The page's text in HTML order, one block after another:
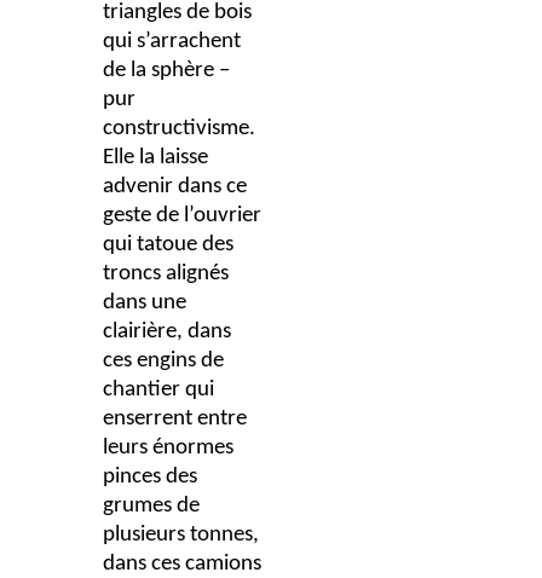
triangles de bois
qui s’arrachent
de la sphère –
pur
constructivisme.
Elle la laisse
advenir dans ce
geste de l’ouvrier
qui tatoue des
troncs alignés
dans une
clairière, dans
ces engins de
chantier qui
enserrent entre
leurs énormes
pinces des
grumes de
plusieurs tonnes,
dans ces camions